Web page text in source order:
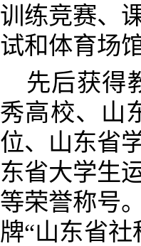
训练竞赛、
试和体育场
先后获得
秀高校、山
位、山东省
东省大学生
等荣誉称号
牌“山东省